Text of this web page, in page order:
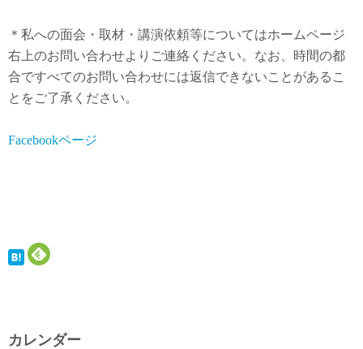
＊私への面会・取材・講演依頼等についてはホームページ
右上のお問い合わせよりご連絡ください。なお、時間の都
合ですべてのお問い合わせには返信できないことがあるこ
とをご了承ください。
Facebookページ
カレンダー